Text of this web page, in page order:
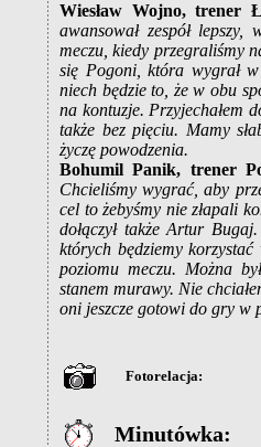
Wiesław Wojno, trener
awansował zespół
meczu, kiedy przegraliśmy
się Pogoni, która wygrał
niech będzie to, że w obu
na kontuzje. Przyjechałem
także bez pięciu. Mamy
życzę powodzenia.
Bohumil Panik, trener
Chcieliśmy wygrać, aby
cel to żebyśmy nie złapali
dołączył także Artur
których będziemy
poziomu meczu. Można
stanem murawy. Nie
oni jeszcze gotowi do gry w
Fotorelacja:
Minutówka: